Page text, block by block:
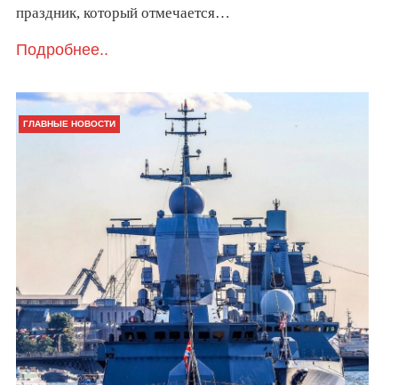
праздник, который отмечается…
Подробнее..
ГЛАВНЫЕ НОВОСТИ